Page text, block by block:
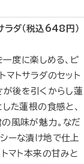
ラダ（税込648円）
度に楽しめる、ピ
マトサラダのセット
が後を引くからし蓮
た蓮根の食感と、
風味が魅力。なだ
ーな漬け地で仕上
トマト本来の甘みと